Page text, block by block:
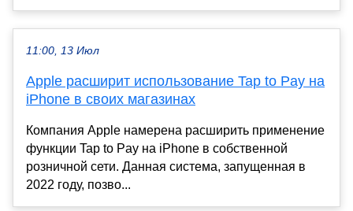
11:00, 13 Июл
Apple расширит использование Tap to Pay на
iPhone в своих магазинах
Компания Apple намерена расширить применение
функции Tap to Pay на iPhone в собственной
розничной сети. Данная система, запущенная в
2022 году, позво...